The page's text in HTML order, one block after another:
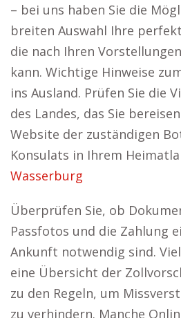
– bei uns haben Sie die
breiten Auswahl Ihre
die nach Ihren
kann. Wichtige Hinweise
ins Ausland. Prüfen Sie die
des Landes, das Sie
Website der zuständigen
Konsulats in Ihrem
Wasserburg
Überprüfen Sie, ob
Passfotos und die Zahlung
Ankunft notwendig sind.
eine Übersicht der
zu den Regeln, um
zu verhindern. Manche